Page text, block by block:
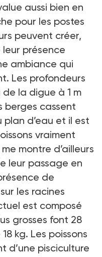
aussi bien en
pour les postes
peuvent créer,
présence
ambiance qui
Les profondeurs
la digue à 1 m
berges cassent
plan d’eau et il est
vraiment
montre d’ailleurs
leur passage en
de
les racines
est composé
grosses font 28
kg. Les poissons
d’une pisciculture